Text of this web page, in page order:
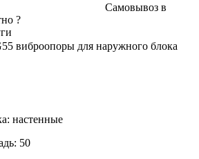
Самовывоз в
?
виброопоры для наружного блока
настенные
50